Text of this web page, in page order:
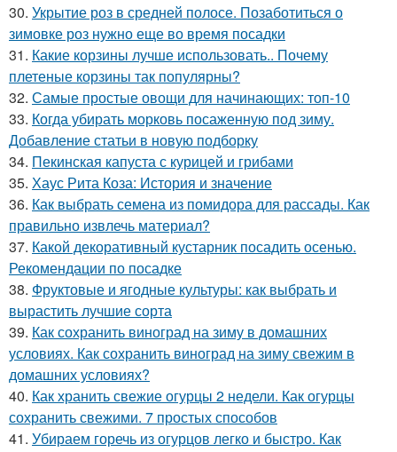
30. Укрытие роз в средней полосе. Позаботиться о
зимовке роз нужно еще во время посадки
31. Какие корзины лучше использовать.. Почему
плетеные корзины так популярны?
32. Самые простые овощи для начинающих: топ-10
33. Когда убирать морковь посаженную под зиму.
Добавление статьи в новую подборку
34. Пекинская капуста с курицей и грибами
35. Хаус Рита Коза: История и значение
36. Как выбрать семена из помидора для рассады. Как
правильно извлечь материал?
37. Какой декоративный кустарник посадить осенью.
Рекомендации по посадке
38. Фруктовые и ягодные культуры: как выбрать и
вырастить лучшие сорта
39. Как сохранить виноград на зиму в домашних
условиях. Как сохранить виноград на зиму свежим в
домашних условиях?
40. Как хранить свежие огурцы 2 недели. Как огурцы
сохранить свежими. 7 простых способов
41. Убираем горечь из огурцов легко и быстро. Как